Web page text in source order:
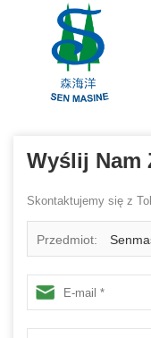
Wyślij Nam
Skontaktujemy się z
Przedmiot:
jagód na
wejściowych